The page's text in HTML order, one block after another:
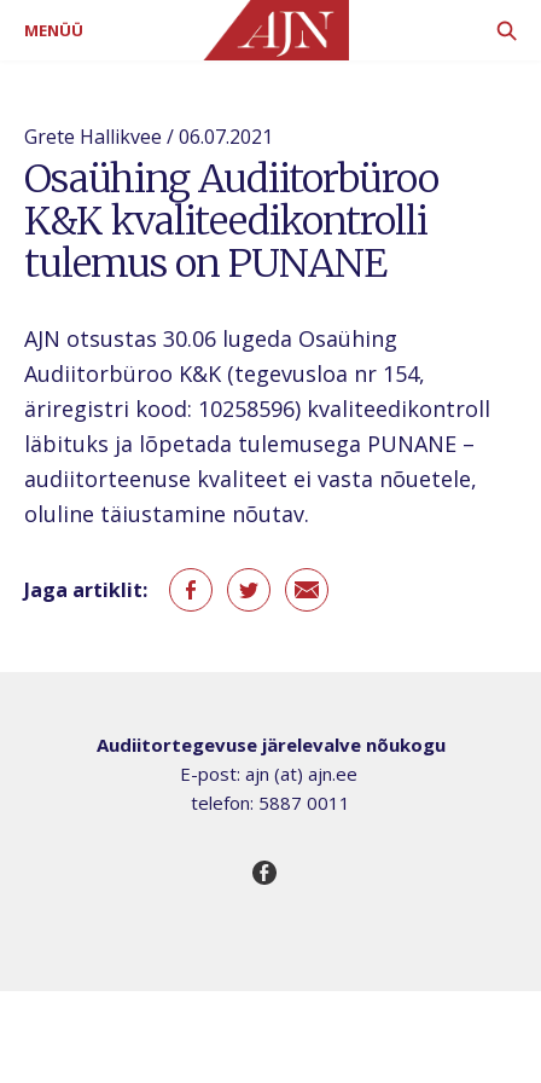
Grete Hallikvee / 06.07.2021
Osaühing Audiitorbüroo
K&K kvaliteedikontrolli
tulemus on PUNANE
AJN otsustas 30.06 lugeda Osaühing
Audiitorbüroo K&K (tegevusloa nr 154,
äriregistri kood: 10258596) kvaliteedikontroll
läbituks ja lõpetada tulemusega PUNANE –
audiitorteenuse kvaliteet ei vasta nõuetele,
oluline täiustamine nõutav.
Jaga artiklit:
Audiitortegevuse järelevalve nõukogu
E-post: ajn (at) ajn.ee
telefon: 5887 0011
MENÜÜ